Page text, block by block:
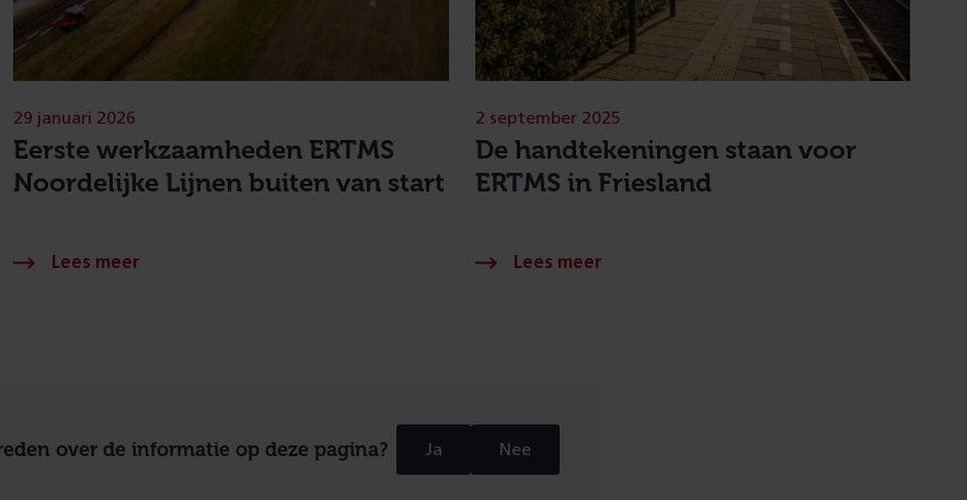
Eerste werkzaamheden ERTMS
Noordelijke Lijnen buiten van start
29 januari 2026
De handtekeningen staan voor
ERTMS in Friesland
2 september 2025
over de informatie op deze pagina? Ja Nee